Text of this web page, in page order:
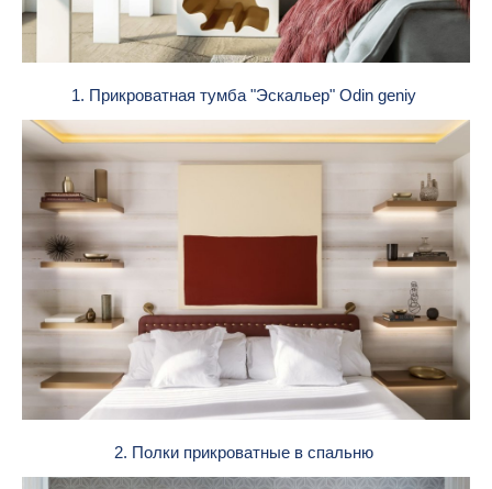
1. Прикроватная тумба "Эскальер" Odin geniy
2. Полки прикроватные в спальню